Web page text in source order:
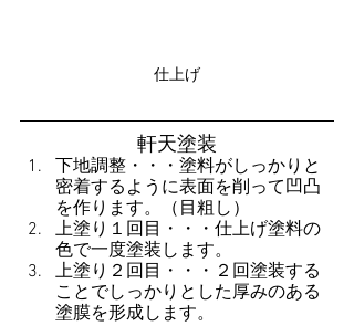
仕上げ
軒天塗装
下地調整・・・塗料がしっかりと
密着するように表面を削って凹凸
を作ります。（目粗し）
上塗り１回目・・・仕上げ塗料の
色で一度塗装します。
上塗り２回目・・・２回塗装する
ことでしっかりとした厚みのある
塗膜を形成します。